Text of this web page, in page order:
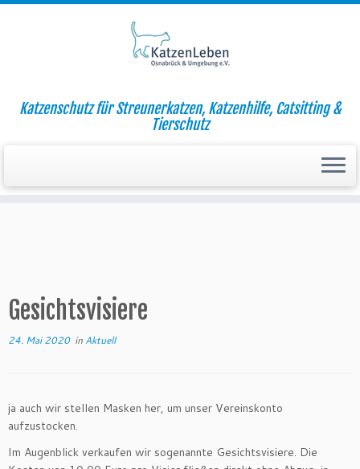
InhaltKatzenschutz für Streunerkatzen, Katzenhilfe, Catsitting &
Tierschutz
Startseite » Aktuell » Gesichtsvisiere
Gesichtsvisiere
24. Mai 2020in Aktuell
ja auch wir stellen Masken her, um unser Vereinskonto
aufzustocken.
Im Augenblick verkaufen wir sogenannte Gesichtsvisiere. Die